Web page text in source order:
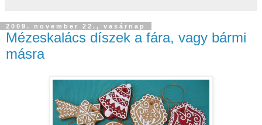
2009. november 22., vasárnap
Mézeskalács díszek a fára, vagy bármi
másra